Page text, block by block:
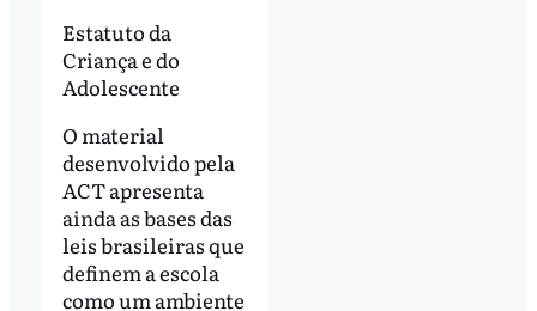
Estatuto da
Criança e do
Adolescente
O material
desenvolvido pela
ACT apresenta
ainda as bases das
leis brasileiras que
definem a escola
como um ambiente